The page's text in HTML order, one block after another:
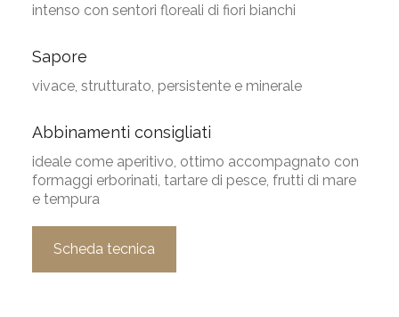
intenso con sentori floreali di fiori bianchi
Sapore
vivace, strutturato, persistente e minerale
Abbinamenti consigliati
ideale come aperitivo, ottimo accompagnato con
formaggi erborinati, tartare di pesce, frutti di mare
e tempura
Scheda tecnica